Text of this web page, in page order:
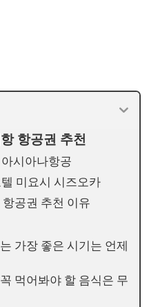
항공권 추천
시아나항공
미요시 시즈오카
공권 추천 이유
가장 좋은 시기는 언제
먹어봐야 할 음식은 무